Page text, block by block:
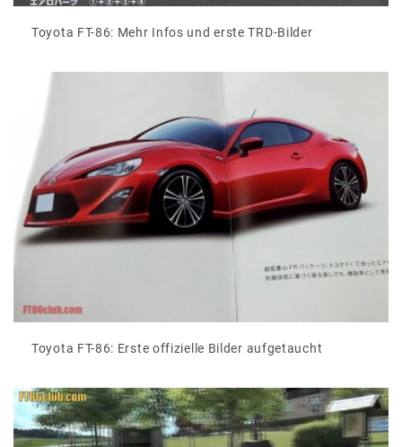
Toyota FT-86: Mehr Infos und erste TRD-Bilder
Toyota FT-86: Erste offizielle Bilder aufgetaucht